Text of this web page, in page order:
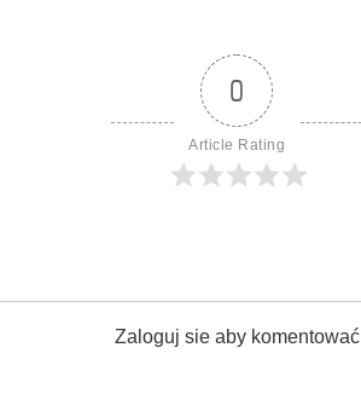
0
Article Rating
Zaloguj sie aby komentować